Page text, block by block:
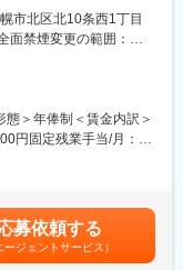
チャレンジができる社
ための世界共通のツー
するためのGEヘルスケ
います。さらにスター
習などといった越境学
る福利厚生サービス、
を受けられるサービス
やカスタマイズにも挑戦
、札幌拠点での体制強化
入計画立案と環境構築
要件ヒアリングを実施
で、実機を用いながら
市北区北10条西1丁目
面禁煙変更の範囲：会
＞年俸制＜賃金内訳＞
円固定残業手当/月：
ティブあり賃金はあく
下する可能性がありま
。
募依頼する
ージェントサービス）